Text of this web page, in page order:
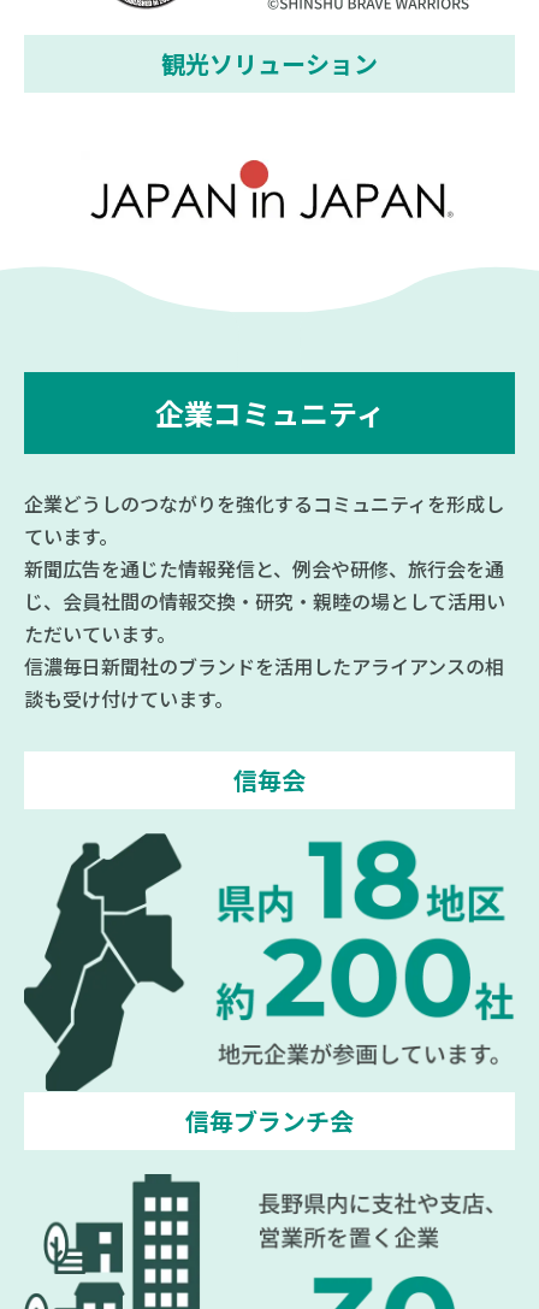
観光ソリューション
企業コミュニティ
企業どうしのつながりを強化するコミュニティを形成し
ています。
新聞広告を通じた情報発信と、例会や研修、旅行会を通
じ、会員社間の情報交換・研究・親睦の場として活用い
ただいています。
信濃毎日新聞社のブランドを活用したアライアンスの相
談も受け付けています。
信毎会
信毎ブランチ会